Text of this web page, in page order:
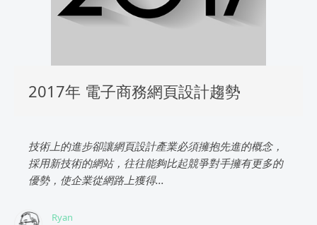
2017年 電子商務網頁設計趨勢
技術上的進步卻讓網頁設計產業必須擁抱先進的概念，
採用新技術的網站，往往能夠比起競爭對手擁有更多的
優勢，使企業從網路上獲得...
Ryan